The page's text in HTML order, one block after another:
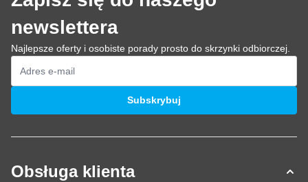
newslettera
Najlepsze oferty i osobiste porady prosto do skrzynki odbiorczej.
Adres e-mail
Subskrybuj
Obsługa klienta